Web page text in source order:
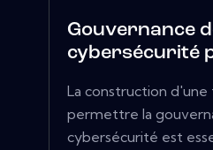
Gouvernance
cybersécurité
La construction
permettre la
cybersécurité est